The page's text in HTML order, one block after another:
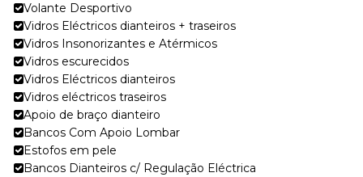
Volante Desportivo
Vidros Eléctricos dianteiros + traseiros
Vidros Insonorizantes e Atérmicos
Vidros escurecidos
Vidros Eléctricos dianteiros
Vidros eléctricos traseiros
Apoio de braço dianteiro
Bancos Com Apoio Lombar
Estofos em pele
Bancos Dianteiros c/ Regulação Eléctrica